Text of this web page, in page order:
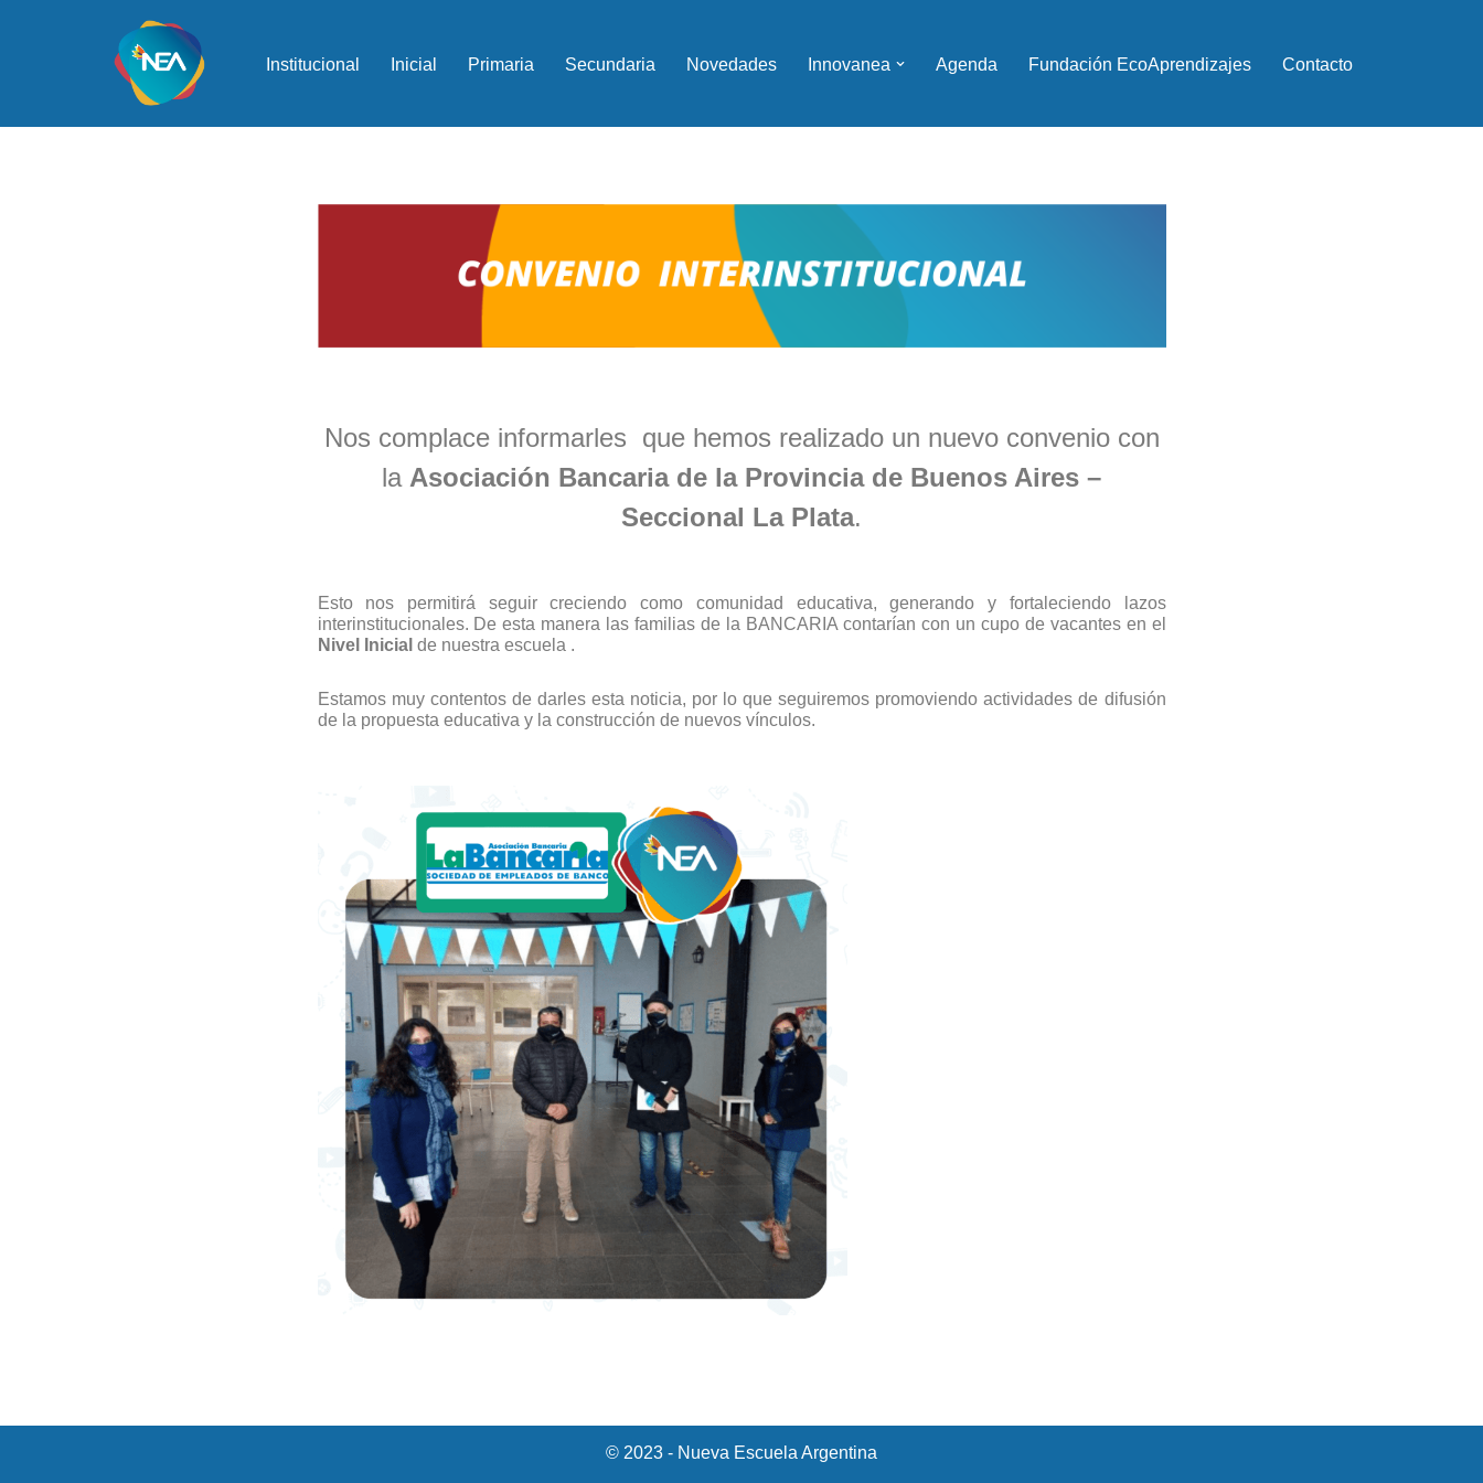
Institucional Inicial Primaria Secundaria Novedades Innovanea Agenda Fundación EcoAprendizajes Contacto
Nos complace informarles que hemos realizado un nuevo convenio con
la Asociación Bancaria de la Provincia de Buenos Aires –
Seccional La Plata.
Esto nos permitirá seguir creciendo como comunidad educativa, generando y fortaleciendo lazos
interinstitucionales. De esta manera las familias de la BANCARIA contarían con un cupo de vacantes en el
Nivel Inicial de nuestra escuela .
Estamos muy contentos de darles esta noticia, por lo que seguiremos promoviendo actividades de difusión
de la propuesta educativa y la construcción de nuevos vínculos.
© 2023 - Nueva Escuela Argentina